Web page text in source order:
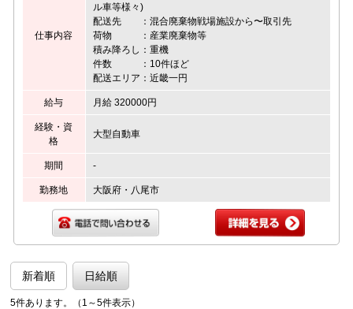
仕事内容
ル車等様々)
配送先 ：混合廃棄物戦場施設から〜取引先
荷物 ：産業廃棄物等
積み降ろし：重機
件数 ：10件ほど
配送エリア：近畿一円
給与 月給 320000円
経験・資
格
大型自動車
期間 -
勤務地 大阪府・八尾市
新着順 日給順
5件あります。（1～5件表示）